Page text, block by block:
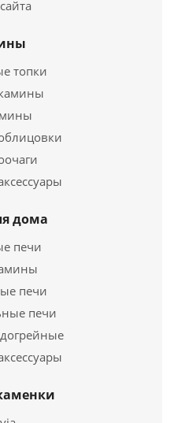
1 клик
430, 0,8 , D 130
топки
дома
печи
печи
печи